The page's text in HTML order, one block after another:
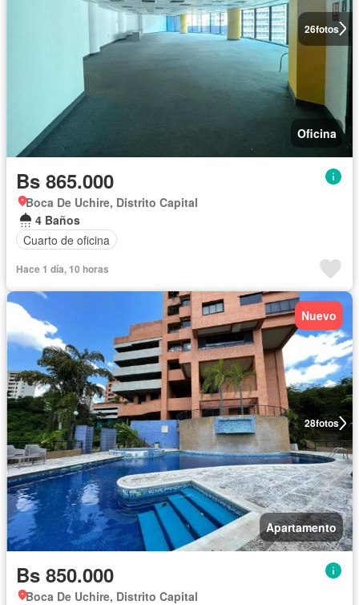
26fotos
Oficina
Bs 865.000
Boca De Uchire, Distrito Capital
4 Baños
Cuarto de oficina
Hace 1 día, 10 horas
28fotos
Nuevo
Apartamento
Bs 850.000
Boca De Uchire, Distrito Capital